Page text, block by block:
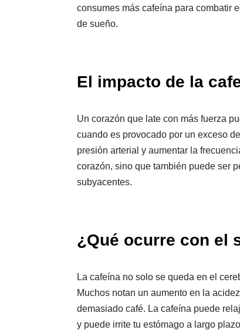
consumes más cafeína para combatir
de sueño.
El impacto de la
Un corazón que late con más fuerza
cuando es provocado por un exceso
presión arterial y aumentar la
corazón, sino que también puede ser
subyacentes.
¿Qué ocurre con el
La cafeína no solo se queda en el
Muchos notan un aumento en la
demasiado café. La cafeína puede
y puede irrite tu estómago a largo